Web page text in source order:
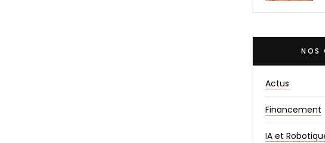
NOS
Actus
Financement
IA et